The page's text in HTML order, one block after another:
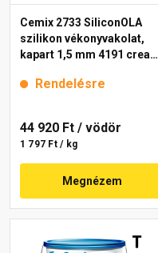
Cemix 2733 SiliconOLA
szilikon vékonyvakolat,
kapart 1,5 mm 4191 cream
Rendelésre
44 920 Ft / vödör
1 797 Ft / kg
Megnézem